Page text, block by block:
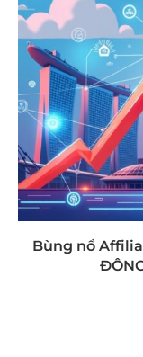
Bùng nổ